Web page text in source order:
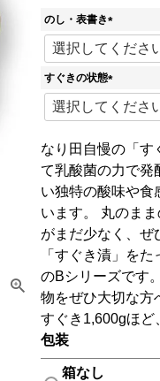
のし・表書き
(
必
)
すぐきの状態
(
必
)
なり田自慢の「す
て乳酸菌の力で発
い独特の酸味や食
います。 丸のま
がまだ少なく、ぜ
「すぐき漬」を
のBシリーズです
物をぜひ大切な方
すぐき1,600gほど
包装
箱なし